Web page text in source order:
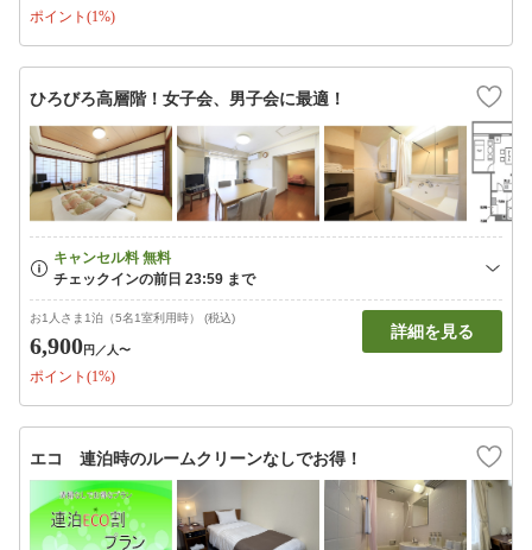
ポイント(1%)
ひろびろ高層階！女子会、男子会に最適！
お1人さま1泊（5名1室利用時） (税込)
6,900円 ／人〜
ポイント(1%)
詳細を見る
エコ 連泊時のルームクリーンなしでお得！